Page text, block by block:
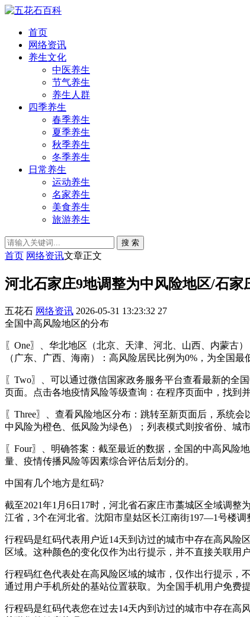
首页
网络资讯
养生文化
中医养生
节气养生
养生人群
四季养生
春季养生
夏季养生
秋季养生
冬季养生
日常养生
运动养生
名家养生
美食养生
旅游养生
搜 索
首页 网络资讯文章正文
河北石家庄9地调整为中风险地区/石家
五花石 网络资讯 2026-05-31 13:23:32 27
全国中高风险地区的分布
〖One〗、华北地区（北京、天津、河北、山西、内蒙古
（广东、广西、海南）：高风险居民比例为0%，为全国最
〖Two〗、可以通过微信国家政务服务平台查看最新的全
页面。点击各地疫情风险等级查询：在程序页面中，找到
〖Three〗、查看风险地区分布：跳转至新页面后，系统
中风险为橙色、低风险为绿色）；列表模式则按省份、城
〖Four〗、明确答案：截至最近的数据，全国的中高风
量、疫情传播风险等因素综合评估后划分的。
中国有几个地方是红码?
截至2021年1月6日17时，河北省石家庄市藁城区全域调
江省，3个在河北省。沈阳市皇姑区长江南街197—1号楼调
行程码是红码代表用户近14天到访过的城市中存在高风险
区域。这种颜色的变化仅作为出行提示，并不直接关联用
行程码红色代表处在高风险区域的城市，仅作出行提示，
通过用户手机所处的基站位置获取。为全国手机用户免费
行程码是红码代表您在过去14天内到访过的城市中存在高